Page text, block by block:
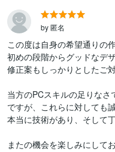
by 匿名
この度は自身の希望通りの
初めの段階からグッドなデ
修正案もしっかりとしたご対
当方のPCスキルの足りな
ですが、これらに対しても
本当に技術があり、そして
またの機会を楽しみにしてお